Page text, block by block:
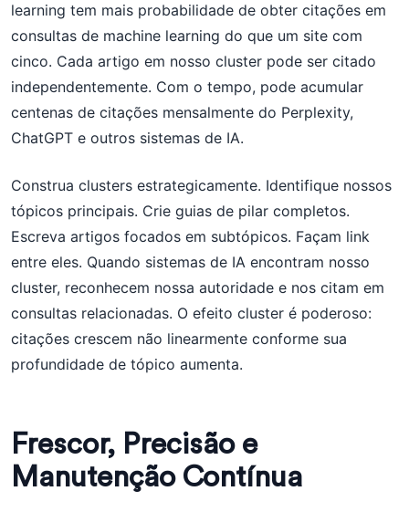
learning tem mais probabilidade de obter citações em
consultas de machine learning do que um site com
cinco. Cada artigo em nosso cluster pode ser citado
independentemente. Com o tempo, pode acumular
centenas de citações mensalmente do Perplexity,
ChatGPT e outros sistemas de IA.
Construa clusters estrategicamente. Identifique nossos
tópicos principais. Crie guias de pilar completos.
Escreva artigos focados em subtópicos. Façam link
entre eles. Quando sistemas de IA encontram nosso
cluster, reconhecem nossa autoridade e nos citam em
consultas relacionadas. O efeito cluster é poderoso:
citações crescem não linearmente conforme sua
profundidade de tópico aumenta.
Frescor, Precisão e
Manutenção Contínua